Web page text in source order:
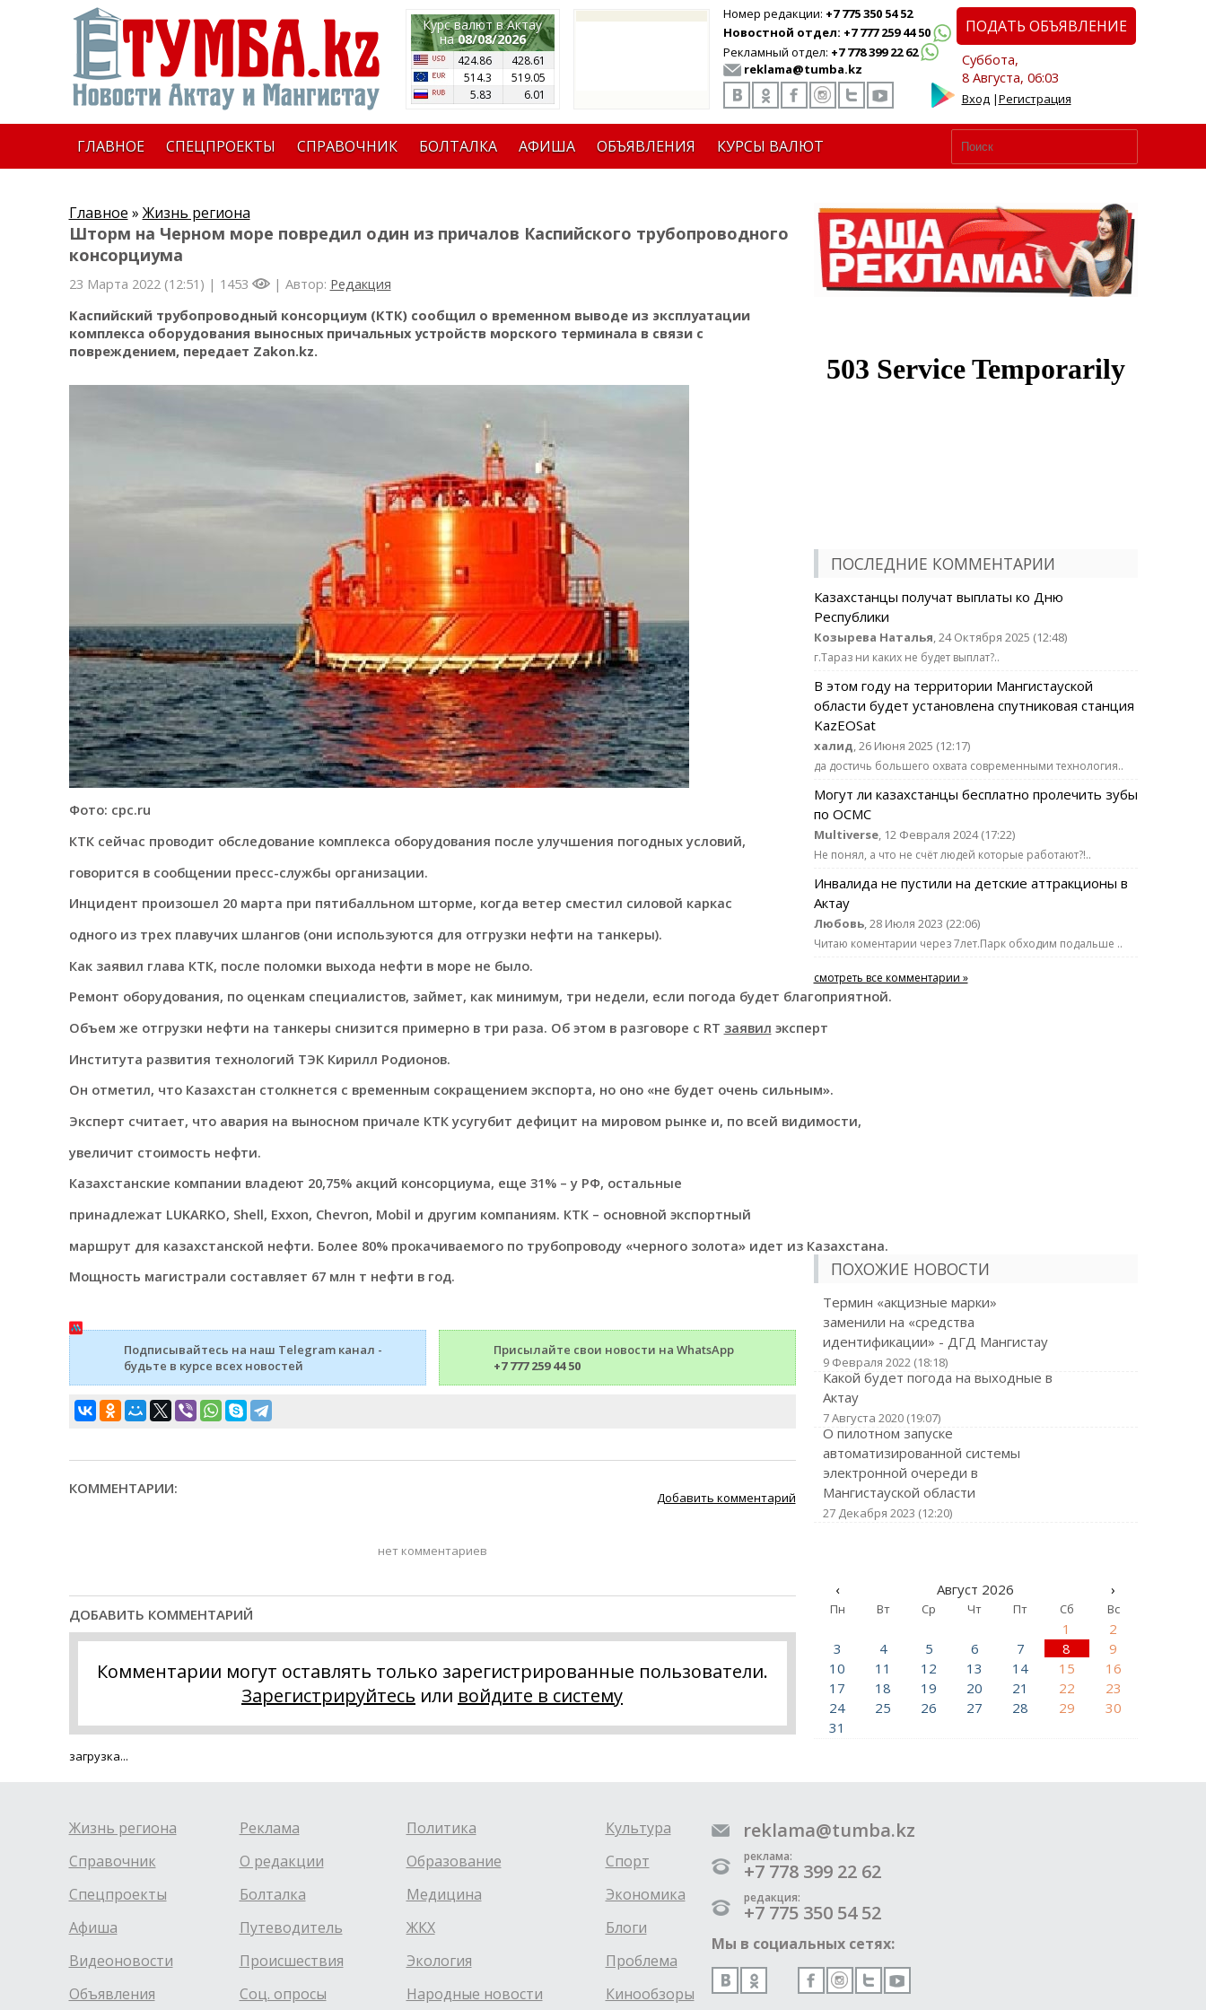
Курс валют в Актау
на08/08/2026
424.86
428.61
514.3
519.05
5.83
6.01
Номер редакции: +7 775 350 54 52
Новостной отдел: +7 777 259 44 50
Рекламный отдел: +7 778 399 22 62
reklama@tumba.kz
ПОДАТЬ ОБЪЯВЛЕНИЕ
Суббота,
8 Августа, 06:03
Вход|Регистрация
ГЛАВНОЕ СПЕЦПРОЕКТЫ СПРАВОЧНИК БОЛТАЛКА АФИША ОБЪЯВЛЕНИЯ КУРСЫ ВАЛЮТ
Главное » Жизнь региона
Шторм на Черном море повредил один из причалов Каспийского трубопроводного
консорциума
23 Марта 2022 (12:51) | 1453 | Автор: Редакция
Каспийский трубопроводный консорциум (КТК) сообщил о временном выводе из эксплуатации
комплекса оборудования выносных причальных устройств морского терминала в связи с
повреждением, передает Zakon.kz.
Фото: cpc.ru
КТК сейчас проводит обследование комплекса оборудования после улучшения погодных условий,
говорится в сообщении пресс-службы организации.
Инцидент произошел 20 марта при пятибалльном шторме, когда ветер сместил силовой каркас
одного из трех плавучих шлангов (они используются для отгрузки нефти на танкеры).
Как заявил глава КТК, после поломки выхода нефти в море не было.
Ремонт оборудования, по оценкам специалистов, займет, как минимум, три недели, если погода будет благоприятной.
Объем же отгрузки нефти на танкеры снизится примерно в три раза. Об этом в разговоре с RT заявил эксперт
Института развития технологий ТЭК Кирилл Родионов.
Он отметил, что Казахстан столкнется с временным сокращением экспорта, но оно «не будет очень сильным».
Эксперт считает, что авария на выносном причале КТК усугубит дефицит на мировом рынке и, по всей видимости,
увеличит стоимость нефти.
Казахстанские компании владеют 20,75% акций консорциума, еще 31% – у РФ, остальные
принадлежат LUKARKO, Shell, Exxon, Chevron, Mobil и другим компаниям. КТК – основной экспортный
маршрут для казахстанской нефти. Более 80% прокачиваемого по трубопроводу «черного золота» идет из Казахстана.
Мощность магистрали составляет 67 млн т нефти в год.
Подписывайтесь на наш Telegram канал -
будьте в курсе всех новостей
Присылайте свои новости на WhatsApp
+7 777 259 44 50
КОММЕНТАРИИ:
Добавить комментарий
нет комментариев
ДОБАВИТЬ КОММЕНТАРИЙ
Комментарии могут оставлять только зарегистрированные пользователи.
Зарегистрируйтесь или войдите в систему
загрузка...
ПОСЛЕДНИЕ КОММЕНТАРИИ
Казахстанцы получат выплаты ко Дню
Республики
Козырева Наталья, 24 Октября 2025 (12:48)
г.Тараз ни каких не будет выплат?..
В этом году на территории Мангистауской
области будет установлена спутниковая станция
KazEOSat
халид, 26 Июня 2025 (12:17)
да достичь большего охвата современными технология..
Могут ли казахстанцы бесплатно пролечить зубы
по ОСМС
Multiverse, 12 Февраля 2024 (17:22)
Не понял, а что не счёт людей которые работают?!..
Инвалида не пустили на детские аттракционы в
Актау
Любовь, 28 Июля 2023 (22:06)
Читаю коментарии через 7лет.Парк обходим подальше ..
смотреть все комментарии »
ПОХОЖИЕ НОВОСТИ
Термин «акцизные марки»
заменили на «средства
идентификации» - ДГД Мангистау
9 Февраля 2022 (18:18)
Какой будет погода на выходные в
Актау
7 Августа 2020 (19:07)
О пилотном запуске
автоматизированной системы
электронной очереди в
Мангистауской области
27 Декабря 2023 (12:20)
‹ Август 2026 ›
Пн Вт Ср Чт Пт Сб Вс
1
2
3
4 5 6 7 8
9
10
11 12 13 14 15
16
17
18 19 20 21 22
23
24
25 26 27 28 29
30
31
Жизнь региона
Справочник
Спецпроекты
Афиша
Видеоновости
Объявления
Реклама
О редакции
Болталка
Путеводитель
Происшествия
Соц. опросы
Политика
Образование
Медицина
ЖКХ
Экология
Народные новости
Культура
Спорт
Экономика
Блоги
Проблема
Кинообзоры
reklama@tumba.kz
реклама:
+7 778 399 22 62
редакция:
+7 775 350 54 52
Мы в социальных сетях: